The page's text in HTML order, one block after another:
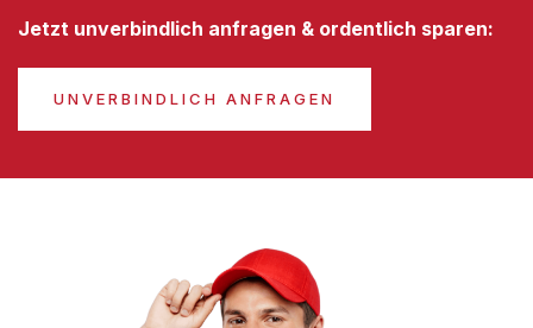
Jetzt unverbindlich anfragen & ordentlich sparen:
UNVERBINDLICH ANFRAGEN